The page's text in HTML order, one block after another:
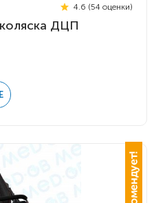
4.6 (54 оценки)
ДЦП